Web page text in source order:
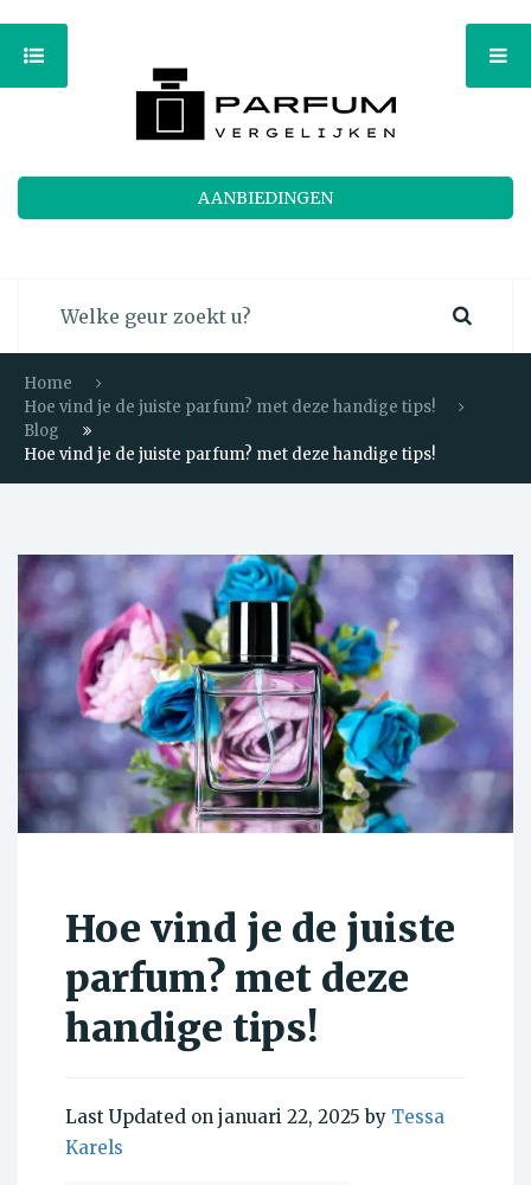
AANBIEDINGEN
Home
Hoe vind je de juiste parfum? met deze handige tips!
Blog
Hoe vind je de juiste parfum? met deze handige tips!
Hoe vind je de juiste
parfum? met deze
handige tips!
Last Updated on januari 22, 2025 by Tessa
Karels